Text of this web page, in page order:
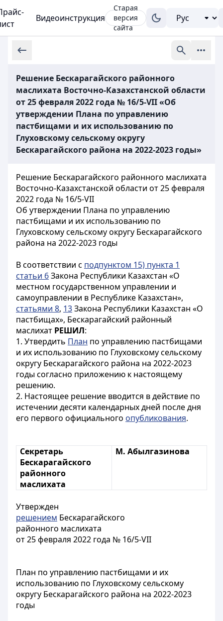
Видеоинструкция
Старая
версия
сайта
Решение Бескарагайского районного
маслихата Восточно-Казахстанской области
от 25 февраля 2022 года № 16/5-VII «Об
утверждении Плана по управлению
пастбищами и их использованию по
Глуховскому сельскому округу
Бескарагайского района на 2022-2023 годы»
Решение Бескарагайского районного маслихата
Восточно-Казахстанской области от 25 февраля
2022 года № 16/5-VII
Об утверждении Плана по управлению
пастбищами и их использованию по
Глуховскому сельскому округу Бескарагайского
района на 2022-2023 годы
В соответствии с подпунктом 15) пункта 1
статьи 6Закона Республики Казахстан «О
местном государственном управлении и
самоуправлении в Республике Казахстан»,
статьями 8, 13Закона Республики Казахстан «О
пастбищах», Бескарагайский районный
маслихат РЕШИЛ:
1. Утвердить План по управлению пастбищами
и их использованию по Глуховскому сельскому
округу Бескарагайского района на 2022-2023
годы согласно приложению к настоящему
решению.
2. Настоящее решение вводится в действие по
истечении десяти календарных дней после дня
его первого официального опубликования.
Секретарь
Бескарагайского
районного
маслихата
М. Абылгазинова
Утвержден
решением Бескарагайского
районного маслихата
от 25 февраля 2022 года № 16/5-VІI
План по управлению пастбищами и их
использованию по Глуховскому сельскому
округу Бескарагайского района на 2022-2023
годы